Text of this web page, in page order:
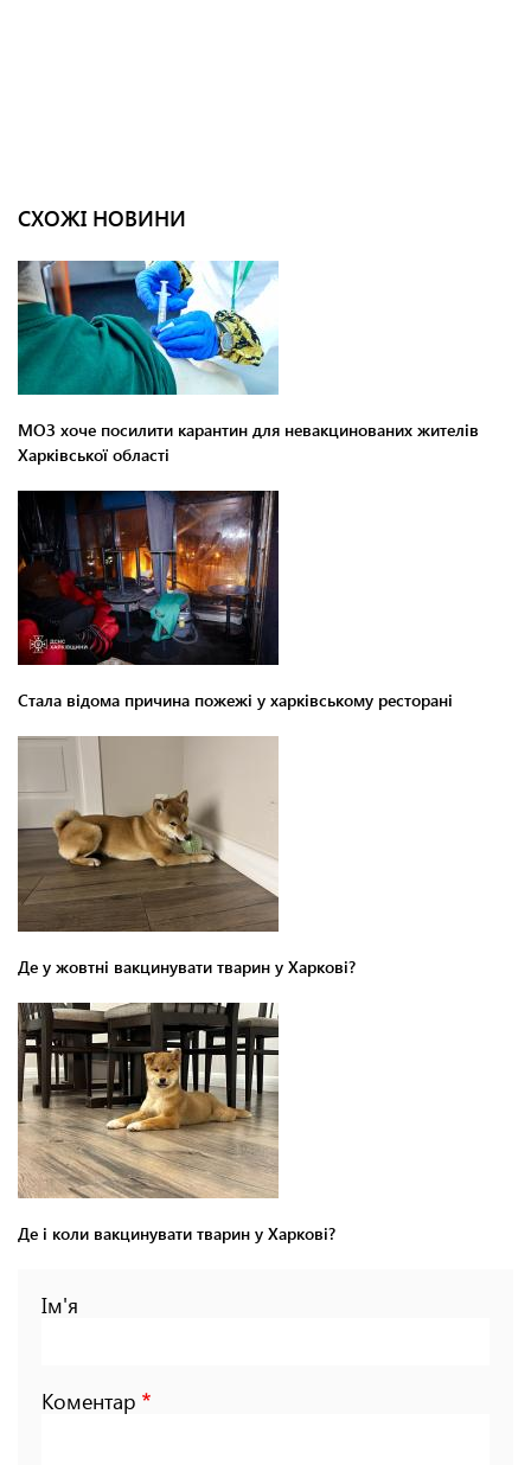
СХОЖІ НОВИНИ
МОЗ хоче посилити карантин для невакцинованих жителів
Харківської області
Стала відома причина пожежі у харківському ресторані
Де у жовтні вакцинувати тварин у Харкові?
Де і коли вакцинувати тварин у Харкові?
Ім'я
Коментар